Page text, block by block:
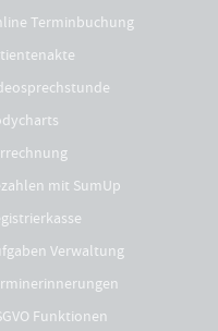
Terminbuchung
mit SumUp
Verwaltung
Funktionen